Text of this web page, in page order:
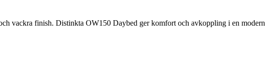
vackra finish. Distinkta OW150 Daybed ger komfort och avkoppling i en modern